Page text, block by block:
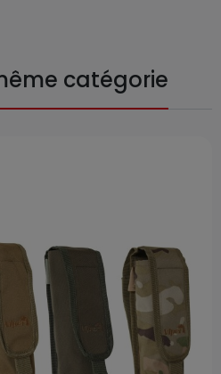
catégorie